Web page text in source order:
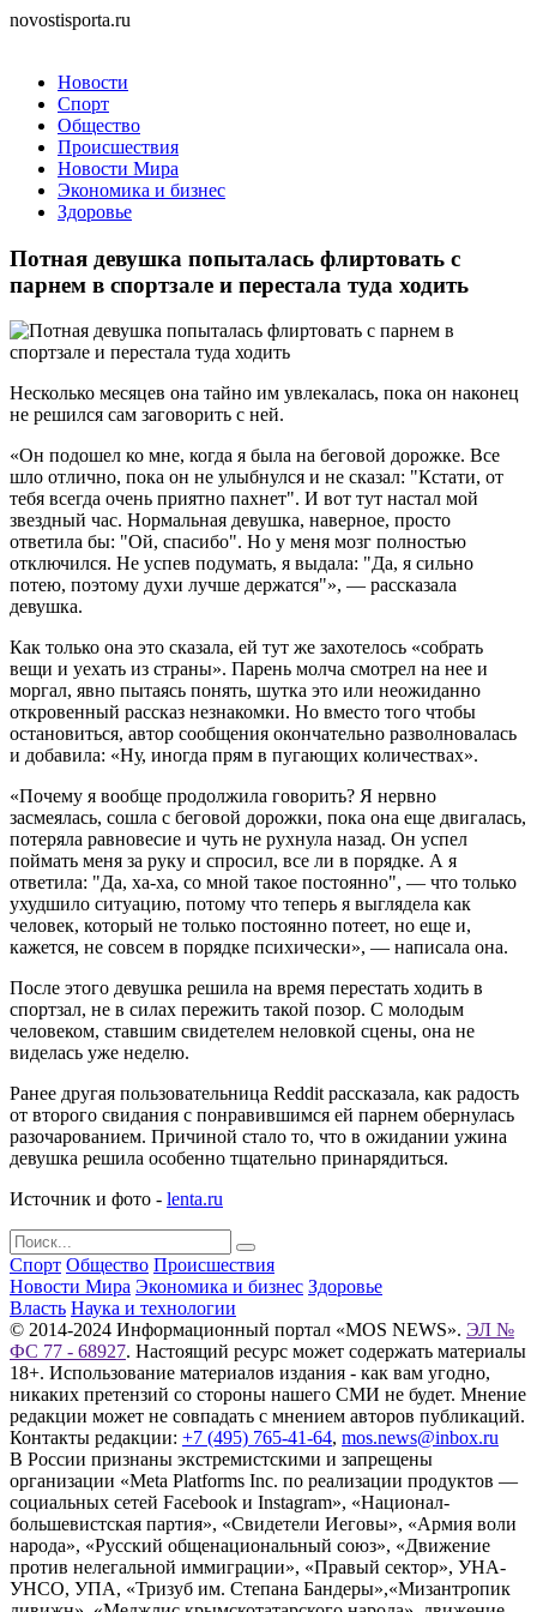
novostisporta.ru
Новости
Спорт
Общество
Происшествия
Новости Мира
Экономика и бизнес
Здоровье
Потная девушка попыталась флиртовать с
парнем в спортзале и перестала туда ходить
Несколько месяцев она тайно им увлекалась, пока он наконец
не решился сам заговорить с ней.
«Он подошел ко мне, когда я была на беговой дорожке. Все
шло отлично, пока он не улыбнулся и не сказал: "Кстати, от
тебя всегда очень приятно пахнет". И вот тут настал мой
звездный час. Нормальная девушка, наверное, просто
ответила бы: "Ой, спасибо". Но у меня мозг полностью
отключился. Не успев подумать, я выдала: "Да, я сильно
потею, поэтому духи лучше держатся"», — рассказала
девушка.
Как только она это сказала, ей тут же захотелось «собрать
вещи и уехать из страны». Парень молча смотрел на нее и
моргал, явно пытаясь понять, шутка это или неожиданно
откровенный рассказ незнакомки. Но вместо того чтобы
остановиться, автор сообщения окончательно разволновалась
и добавила: «Ну, иногда прям в пугающих количествах».
«Почему я вообще продолжила говорить? Я нервно
засмеялась, сошла с беговой дорожки, пока она еще двигалась,
потеряла равновесие и чуть не рухнула назад. Он успел
поймать меня за руку и спросил, все ли в порядке. А я
ответила: "Да, ха-ха, со мной такое постоянно", — что только
ухудшило ситуацию, потому что теперь я выглядела как
человек, который не только постоянно потеет, но еще и,
кажется, не совсем в порядке психически», — написала она.
После этого девушка решила на время перестать ходить в
спортзал, не в силах пережить такой позор. С молодым
человеком, ставшим свидетелем неловкой сцены, она не
виделась уже неделю.
Ранее другая пользовательница Reddit рассказала, как радость
от второго свидания с понравившимся ей парнем обернулась
разочарованием. Причиной стало то, что в ожидании ужина
девушка решила особенно тщательно принарядиться.
Источник и фото - lenta.ru
Спорт Общество Происшествия
Новости Мира Экономика и бизнес Здоровье
Власть Наука и технологии
© 2014-2024 Информационный портал «MOS NEWS». ЭЛ №
ФС 77 - 68927. Настоящий ресурс может содержать материалы
18+. Использование материалов издания - как вам угодно,
никаких претензий со стороны нашего СМИ не будет. Мнение
редакции может не совпадать с мнением авторов публикаций.
Контакты редакции: +7 (495) 765-41-64, mos.news@inbox.ru
В России признаны экстремистскими и запрещены
организации «Meta Platforms Inc. по реализации продуктов —
социальных сетей Facebook и Instagram», «Национал-
большевистская партия», «Свидетели Иеговы», «Армия воли
народа», «Русский общенациональный союз», «Движение
против нелегальной иммиграции», «Правый сектор», УНА-
УНСО, УПА, «Тризуб им. Степана Бандеры»,«Мизантропик